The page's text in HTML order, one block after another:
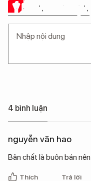
Ý KIẾN CỦA BẠN
4 bình luận
nguyễn văn hao
Bản chất là buôn bán
Thích Trả lời